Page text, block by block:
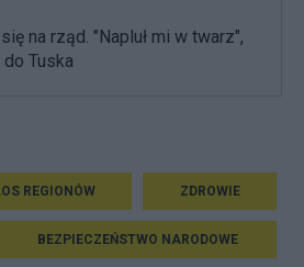
na rząd. "Napluł mi w twarz",
Tuska
REGIONÓW ZDROWIE
BEZPIECZEŃSTWO NARODOWE